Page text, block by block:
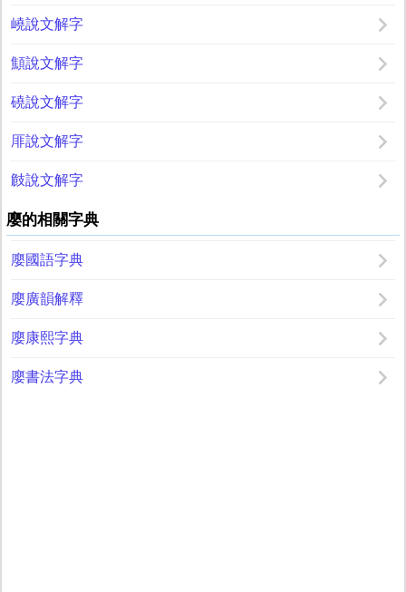
嶢說文解字
顦說文解字
磽說文解字
厞說文解字
㩻說文解字
廮的相關字典
廮國語字典
廮廣韻解釋
廮康熙字典
廮書法字典